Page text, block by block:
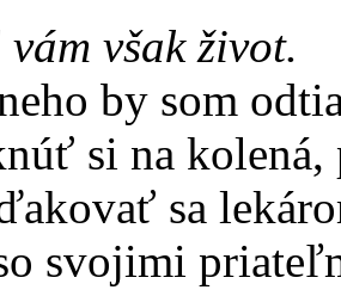
však život.
by som
si na kolená,
sa
svojimi